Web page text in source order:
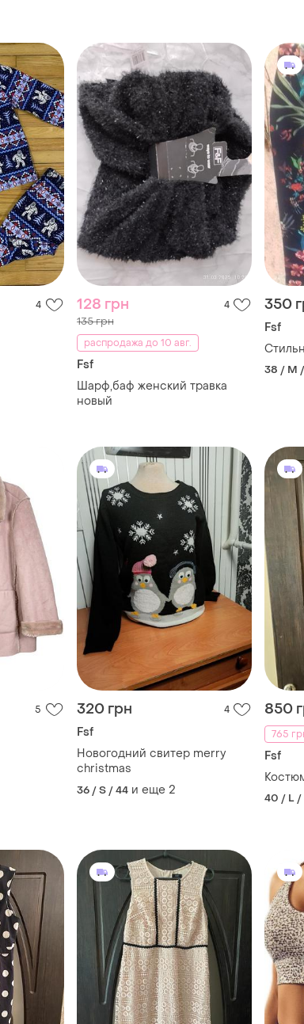
4 128 грн 4
135 грн
распродажа до 10 авг.
Fsf
Шарф,баф женский травка
новый
350
Fsf
38 / M
5 320 грн 4
Fsf
Новогодний свитер merry
christmas
36 / S / 44 и еще 2
850
765
Fsf
40 / L /